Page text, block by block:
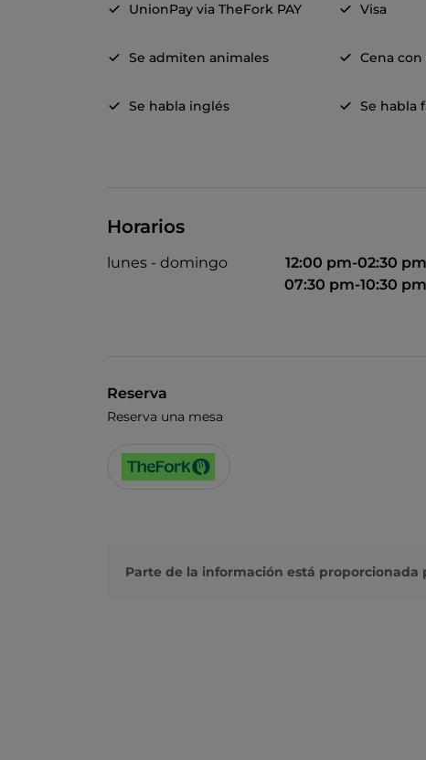
UnionPay via TheFork PAY Visa
Se admiten animales Cena
Se habla inglés Se habla
Horarios
lunes - domingo
12:00 pm-02:30 pm
07:30 pm-10:30 pm
Reserva
Reserva una mesa
Parte de la información está proporcionada